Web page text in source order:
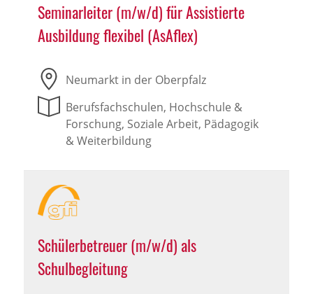
Seminarleiter (m/w/d) für Assistierte
Ausbildung flexibel (AsAflex)
Neumarkt in der Oberpfalz
Berufsfachschulen, Hochschule &
Forschung, Soziale Arbeit, Pädagogik
& Weiterbildung
Schülerbetreuer (m/w/d) als
Schulbegleitung